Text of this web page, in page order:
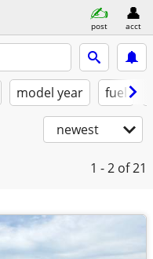
post acct
model year fuel
newest
1 - 2 of 21